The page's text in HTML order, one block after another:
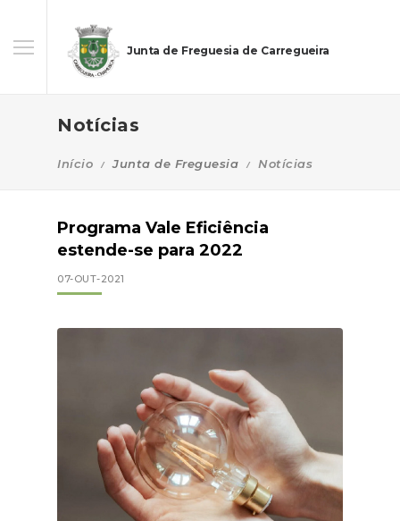
Junta de Freguesia de Carregueira
Notícias
Início Junta de Freguesia Notícias
Programa Vale Eficiência
estende-se para 2022
07-OUT-2021